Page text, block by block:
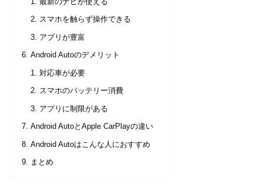
スマホを触らず操作できる
アプリが豊富
Android Autoのデメリット
対応車が必要
スマホのバッテリー消費
アプリに制限がある
Android AutoとApple CarPlayの違い
Android Autoはこんな人におすすめ
まとめ